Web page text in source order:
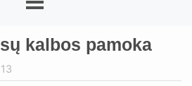
kalbos pamoka